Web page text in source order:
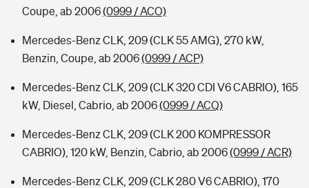
Coupe, ab 2006(0999 / ACO)
Mercedes-Benz CLK, 209 (CLK 55 AMG), 270 kW,
Benzin, Coupe, ab 2006(0999 / ACP)
Mercedes-Benz CLK, 209 (CLK 320 CDI V6 CABRIO), 165
kW, Diesel, Cabrio, ab 2006(0999 / ACQ)
Mercedes-Benz CLK, 209 (CLK 200 KOMPRESSOR
CABRIO), 120 kW, Benzin, Cabrio, ab 2006(0999 / ACR)
Mercedes-Benz CLK, 209 (CLK 280 V6 CABRIO), 170